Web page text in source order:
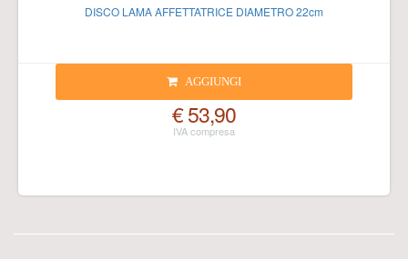
DISCO LAMA AFFETTATRICE DIAMETRO 22cm
AGGIUNGI
€ 53,90